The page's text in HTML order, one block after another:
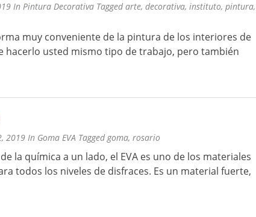
In Pintura Decorativa Taggedarte, decorativa, instituto, pintura,
muy conveniente de la pintura de los interiores de
hacerlo usted mismo tipo de trabajo, pero también
2019 In Goma EVA Taggedgoma, rosario
la química a un lado, el EVA es uno de los materiales
todos los niveles de disfraces. Es un material fuerte,